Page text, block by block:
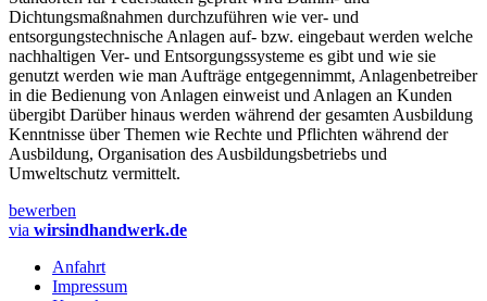
Dichtungsmaßnahmen durchzuführen wie ver- und
entsorgungstechnische Anlagen auf- bzw. eingebaut werden welche
nachhaltigen Ver- und Entsorgungssysteme es gibt und wie sie
genutzt werden wie man Aufträge entgegennimmt, Anlagenbetreiber
in die Bedienung von Anlagen einweist und Anlagen an Kunden
übergibt Darüber hinaus werden während der gesamten Ausbildung
Kenntnisse über Themen wie Rechte und Pflichten während der
Ausbildung, Organisation des Ausbildungsbetriebs und
Umweltschutz vermittelt.
bewerben
via wirsindhandwerk.de
Anfahrt
Impressum